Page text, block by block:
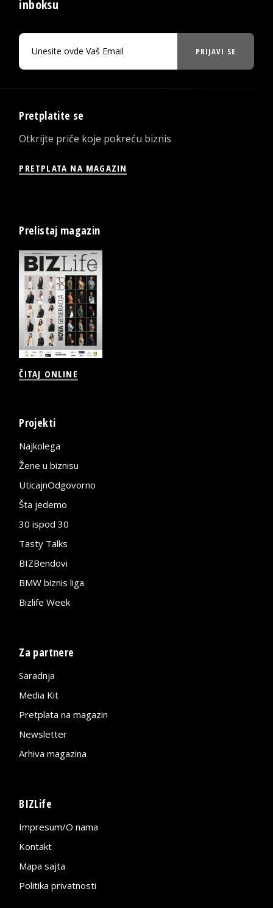
inboksu
PRIJAVI SE
Pretplatite se
Otkrijte priče koje pokreću biznis
PRETPLATA NA MAGAZIN
Prelistaj magazin
ČITAJ ONLINE
Projekti
Najkolega
Žene u biznisu
UticajnOdgovorno
Šta jedemo
30 ispod 30
Tasty Talks
BIZBendovi
BMW biznis liga
Bizlife Week
Za partnere
Saradnja
Media Kit
Pretplata na magazin
Newsletter
Arhiva magazina
BIZLife
Impresum/O nama
Kontakt
Mapa sajta
Politika privatnosti